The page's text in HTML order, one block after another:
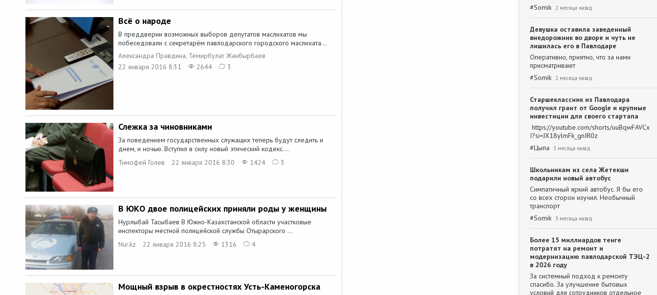
Всё о народе
В преддверии возможных выборов депутатов маслихатов мы
побеседовали с секретарём павлодарского городского маслихата...
Александра Правдина, Темирбулат Жанбырбаев
22 января 2016 8:31
2644 3
Слежка за чиновниками
За поведением государственных служащих теперь будут следить и
днем, и ночью. Вступил в силу новый этический кодекс....
Тимофей Голев
22 января 2016 8:30 1424 3
В ЮКО двое полицейских приняли роды у женщины
Нурлыбай Тасыбаев В Южно-Казахстанской области участковые
инспекторы местной полицейской службы Отырарского ...
Nur.kz
22 января 2016 8:25 1316 4
Мощный взрыв в окрестностях Усть-Каменогорска
#Somik 2 месяца назад
Девушка оставила заведенный
внедорожник во дворе и чуть не
лишилась его в Павлодаре
Оперативно, приятно, что за нами
присматривают
#Somik 2 месяца назад
Старшеклассник из Павлодара
получил грант от Google и крупные
инвестиции для своего стартапа
https://youtube.com/shorts/uuBqwFAVCx
I?si=JX18ylmFk_gnIR0z
#Цыпа 3 месяца назад
Школьникам из села Жетекши
подарили новый автобус
Симпатичный яркий автобус. Я бы его
со всех сторон изучил. Необычный
транспорт
#Somik 3 месяца назад
Более 15 миллиардов тенге
потратят на ремонт и
модернизацию павлодарской ТЭЦ-2
в 2026 году
За системный подход к ремонту
спасибо. За улучшение бытовых
условий для сотрудников отдельное